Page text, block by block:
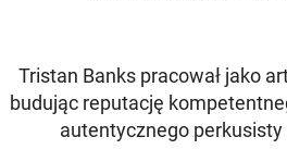
Tristan Banks pracował jako
budując reputację
autentycznego